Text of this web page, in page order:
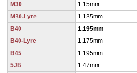
M30
1.15mm
M30-Lyre
1.135mm
B40
1.195mm
B40-Lyre
1.175mm
B45
1.195mm
5JB
1.47mm